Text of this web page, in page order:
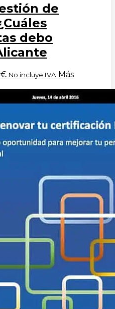
de
debo
€ No incluye IVA Más